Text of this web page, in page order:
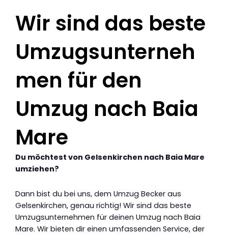
Wir sind das beste
Umzugsunterneh
men für den
Umzug nach Baia
Mare
Du möchtest von Gelsenkirchen nach Baia Mare
umziehen?
Dann bist du bei uns, dem Umzug Becker aus
Gelsenkirchen, genau richtig! Wir sind das beste
Umzugsunternehmen für deinen Umzug nach Baia
Mare. Wir bieten dir einen umfassenden Service, der